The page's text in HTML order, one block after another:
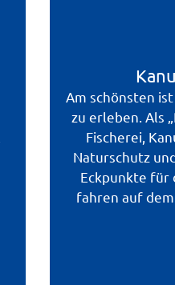
Am schönsten
zu erleben. Als
Fischerei,
Naturschutz
Eckpunkte für
fahren auf